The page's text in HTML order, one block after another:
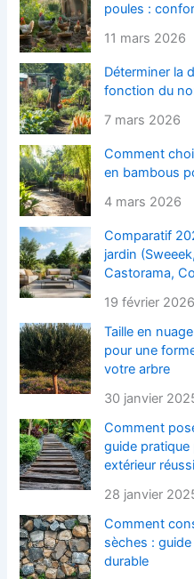
poules :
11 mars 2026
Déterminer la
fonction du
7 mars 2026
Comment
en bambous
4 mars 2026
Comparatif
jardin
Castorama,
19 février 2026
Taille en
pour une
votre arbre
30 janvier
Comment
guide
extérieur réussi
28 janvier
Comment
sèches :
durable